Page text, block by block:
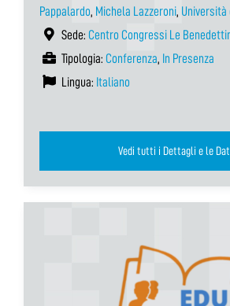
Pappalardo, Michela Lazzeroni, Università
Sede: Centro Congressi Le
Tipologia: Conferenza, In Presenza
Lingua: Italiano
Vedi tutti i